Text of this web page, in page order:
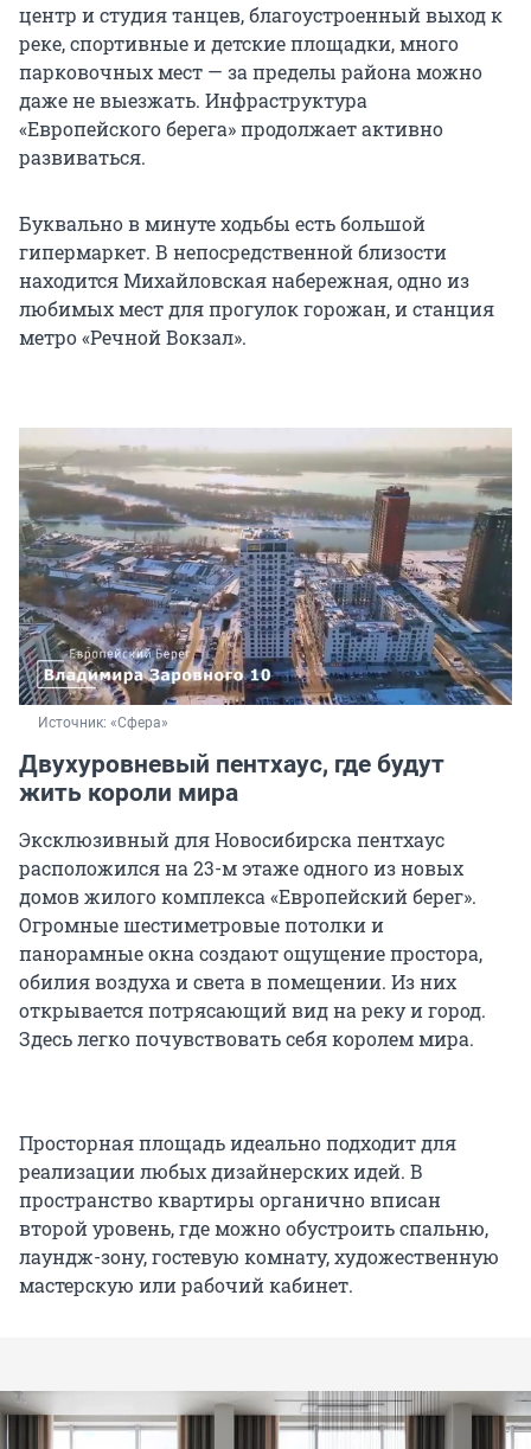
центр и студия танцев, благоустроенный выход к
реке, спортивные и детские площадки, много
парковочных мест — за пределы района можно
даже не выезжать. Инфраструктура
«Европейского берега» продолжает активно
развиваться.
Буквально в минуте ходьбы есть большой
гипермаркет. В непосредственной близости
находится Михайловская набережная, одно из
любимых мест для прогулок горожан, и станция
метро «Речной Вокзал».
Источник: «Сфера»
Двухуровневый пентхаус, где будут
жить короли мира
Эксклюзивный для Новосибирска пентхаус
расположился на 23-м этаже одного из новых
домов жилого комплекса «Европейский берег».
Огромные шестиметровые потолки и
панорамные окна создают ощущение простора,
обилия воздуха и света в помещении. Из них
открывается потрясающий вид на реку и город.
Здесь легко почувствовать себя королем мира.
Просторная площадь идеально подходит для
реализации любых дизайнерских идей. В
пространство квартиры органично вписан
второй уровень, где можно обустроить спальню,
лаундж-зону, гостевую комнату, художественную
мастерскую или рабочий кабинет.